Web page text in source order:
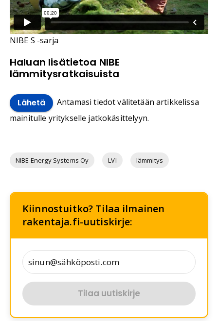
NIBE S -sarja
Haluan lisätietoa NIBE
lämmitysratkaisuista
Lähetä
Antamasi tiedot välitetään artikkelissa
mainitulle yritykselle jatkokäsittelyyn.
NIBE Energy Systems Oy LVI lämmitys
Kiinnostuitko? Tilaa ilmainen
rakentaja.fi-uutiskirje:
Tilaa uutiskirje